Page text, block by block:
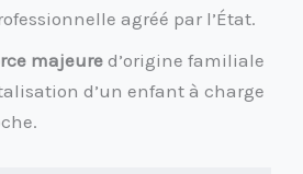
agréé par l’État.
majeure d’origine familiale
d’un enfant à charge